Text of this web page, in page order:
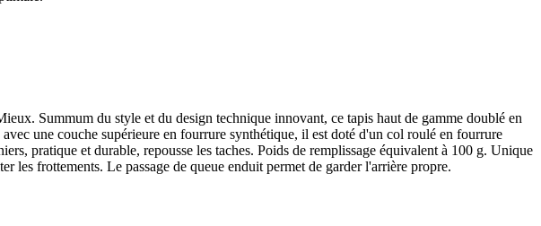
Summum du style et du design technique innovant, ce tapis haut de gamme doublé en
une couche supérieure en fourrure synthétique, il est doté d'un col roulé en fourrure
pratique et durable, repousse les taches. Poids de remplissage équivalent à 100 g. Unique
frottements. Le passage de queue enduit permet de garder l'arrière propre.